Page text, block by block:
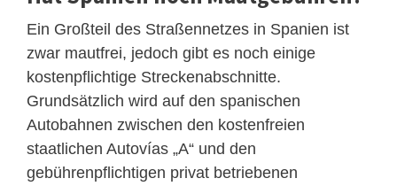
Ein Großteil des Straßennetzes in Spanien ist
zwar mautfrei, jedoch gibt es noch einige
kostenpflichtige Streckenabschnitte.
Grundsätzlich wird auf den spanischen
Autobahnen zwischen den kostenfreien
staatlichen Autovías „A“ und den
gebührenpflichtigen privat betriebenen